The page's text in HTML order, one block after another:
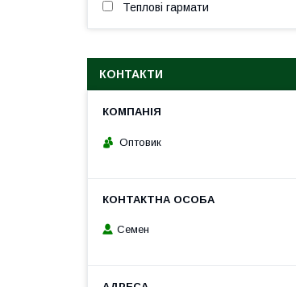
Теплові гармати
КОНТАКТИ
Оптовик
Семен